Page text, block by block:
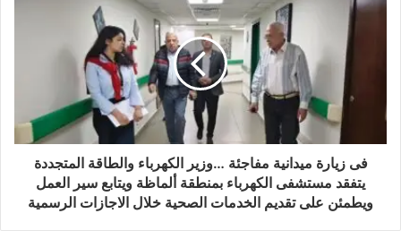
فى زيارة ميدانية مفاجئة …وزير الكهرباء والطاقة المتجددة
يتفقد مستشفى الكهرباء بمنطقة ألماظة ويتابع سير العمل
ويطمئن على تقديم الخدمات الصحية خلال الاجازات الرسمية